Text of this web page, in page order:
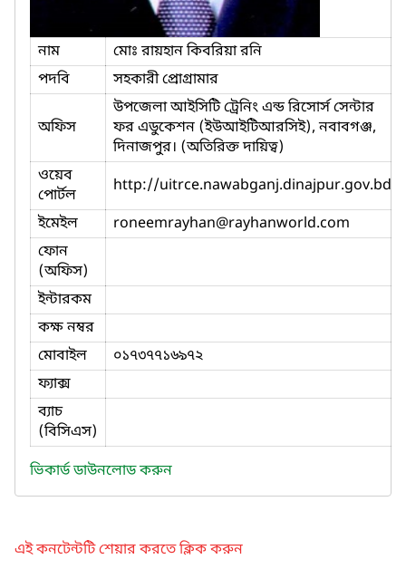
নাম
মোঃ রায়হান কিবরিয়া রনি
পদবি
সহকারী প্রোগ্রামার
অফিস
উপজেলা আইসিটি ট্রেনিং এন্ড রিসোর্স সেন্টার
ফর এডুকেশন (ইউআইটিআরসিই), নবাবগঞ্জ,
দিনাজপুর। (অতিরিক্ত দায়িত্ব)
ওয়েব
পোর্টল
http://uitrce.nawabganj.dinajpur.gov.bd
ইমেইল
roneemrayhan@rayhanworld.com
ফোন
(অফিস)
ইন্টারকম
কক্ষ নম্বর
মোবাইল
০১৭৩৭৭১৬৯৭২
ফ্যাক্স
ব্যাচ
(বিসিএস)
ভিকার্ড ডাউনলোড করুন
এই কনটেন্টটি শেয়ার করতে ক্লিক করুন